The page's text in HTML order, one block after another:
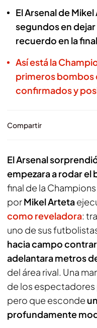
El Arsenal de
segundos en
recuerdo en la final
Así está la
primeros
confirmados y
Compartir
El Arsenal
empezara a rodar el
final de la
porMikel Arteta
como reveladora:
uno de sus
hacia campo
adelantara metros
del área rival. Una
de los espectadores
pero que esconde
profundamente